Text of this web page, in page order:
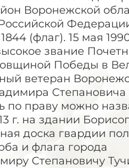
Воронежской
(флаг). 15 мая
звание
Победы в
ветеран
Степановича
по праву можно
г. на здании
доска гвардии
и флага города
Степановичу